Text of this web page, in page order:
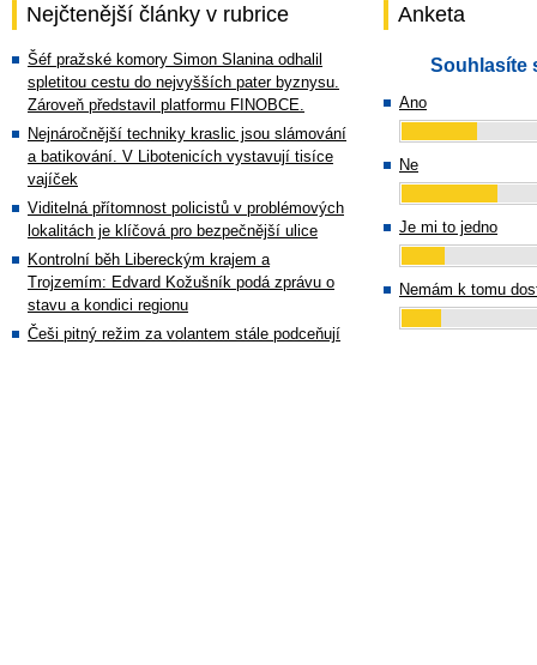
Nejčtenější články v rubrice
Šéf pražské komory Simon Slanina odhalil
spletitou cestu do nejvyšších pater byznysu.
Zároveň představil platformu FINOBCE.
Nejnáročnější techniky kraslic jsou slámování
a batikování. V Libotenicích vystavují tisíce
vajíček
Viditelná přítomnost policistů v problémových
lokalitách je klíčová pro bezpečnější ulice
Kontrolní běh Libereckým krajem a
Trojzemím: Edvard Kožušník podá zprávu o
stavu a kondici regionu
Češi pitný režim za volantem stále podceňují
Anketa
Souhlasíte
Ano
Ne
Je mi to jedno
Nemám k tomu